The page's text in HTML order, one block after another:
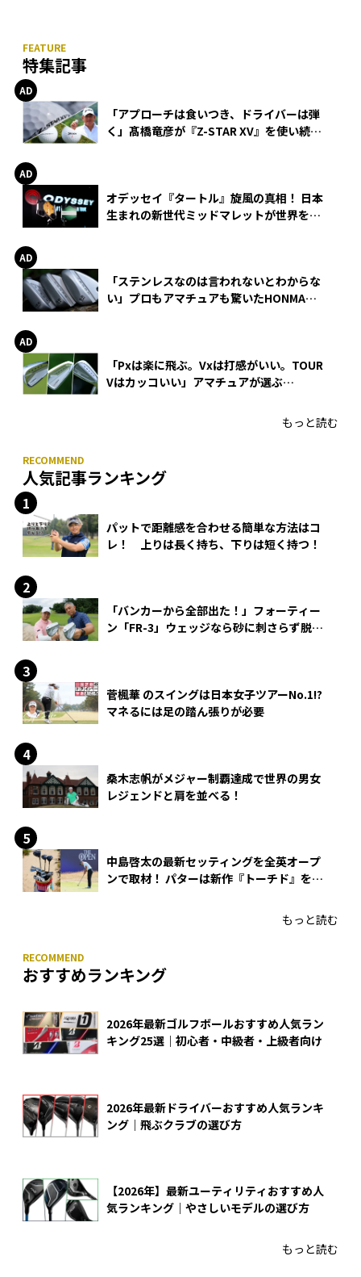
特集記事
「アプローチは食いつき、ドライバーは弾
く」髙橋竜彦が『Z-STAR XV』を使い続け
オデッセイ『タートル』旋風の真相！ 日本
生まれの新世代ミッドマレットが世界を席
「ステンレスなのは言われないとわからな
い」プロもアマチュアも驚いたHONMA
「Pxは楽に飛ぶ。Vxは打感がいい。TOUR
Vはカッコいい」アマチュアが選ぶ
もっと読む
人気記事ランキング
パットで距離感を合わせる簡単な方法はコ
レ！ 上りは長く持ち、下りは短く持つ！
「バンカーから全部出た！」フォーティー
ン「FR-3」ウェッジなら砂に刺さらず脱出
菅楓華 のスイングは日本女子ツアーNo.1!?
マネるには足の踏ん張りが必要
桑木志帆がメジャー制覇達成で世界の男女
レジェンドと肩を並べる！
中島啓太の最新セッティングを全英オープ
ンで取材！ パターは新作『トーチド』を投
もっと読む
おすすめランキング
2026年最新ゴルフボールおすすめ人気ラン
キング25選｜初心者・中級者・上級者向け
2026年最新ドライバーおすすめ人気ランキ
ング｜飛ぶクラブの選び方
【2026年】最新ユーティリティおすすめ人
気ランキング｜やさしいモデルの選び方
もっと読む